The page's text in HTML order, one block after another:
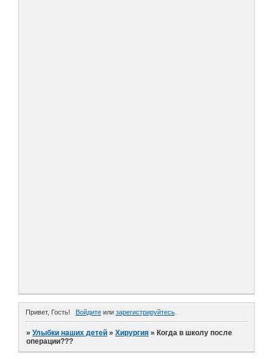
Привет, Гость! Войдитеили зарегистрируйтесь.
»Улыбки наших детей »Хирургия » Когда в школу после
операции???